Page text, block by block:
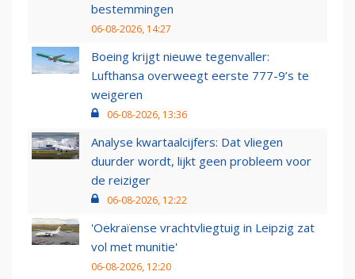
bestemmingen
06-08-2026, 14:27
Boeing krijgt nieuwe tegenvaller:
Lufthansa overweegt eerste 777-9’s te
weigeren
06-08-2026, 13:36
Analyse kwartaalcijfers: Dat vliegen
duurder wordt, lijkt geen probleem voor
de reiziger
06-08-2026, 12:22
'Oekraïense vrachtvliegtuig in Leipzig zat
vol met munitie'
06-08-2026, 12:20